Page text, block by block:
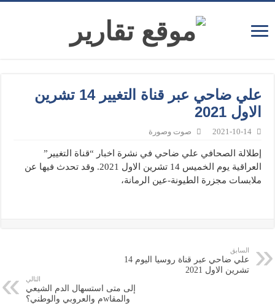
علي ضاحي عبر قناة التغيير 14 تشرين
الاول 2021
2021-10-14 صوت وصورة
إطلالة الصحافي علي ضاحي في نشرة اخبار “قناة التغيير”
العراقية يوم الخميس 14 تشرين الاول 2021. وقد تحدث فيها عن
ملابسات مجزرة الطيونة-عين الرمانة،
السابق
علي ضاحي عبر قناة روسيا اليوم 14
تشرين الاول 2021
التالي
إلى متى استسهال الدم الشيعي
والمقاwم والعروبي والوطني؟